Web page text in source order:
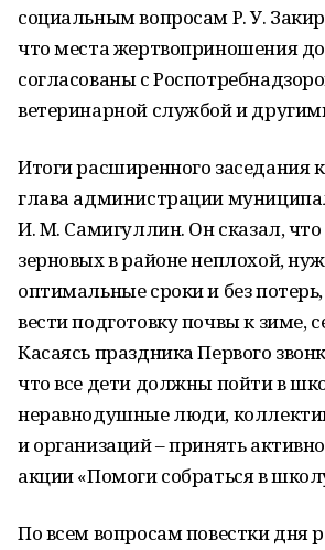
социальным вопросам Р. У.
что места жертвоприношения
согласованы с
ветеринарной службой и
Итоги расширенного заседания
глава администрации
И. М. Самигуллин. Он сказал,
зерновых в районе неплохой,
оптимальные сроки и без
вести подготовку почвы к зиме,
Касаясь праздника Первого
что все дети должны пойти в
неравнодушные люди,
и организаций – принять
акции «Помоги собраться в
По всем вопросам повестки дня